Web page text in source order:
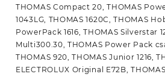
THOMAS Compact 20, THOMAS
1043LG, THOMAS 1620C, THOMAS
PowerPack 1616, THOMAS Silverstar
Multi300.30, THOMAS Power Pack
THOMAS 920, THOMAS Junior 1216,
ELECTROLUX Original E72B,